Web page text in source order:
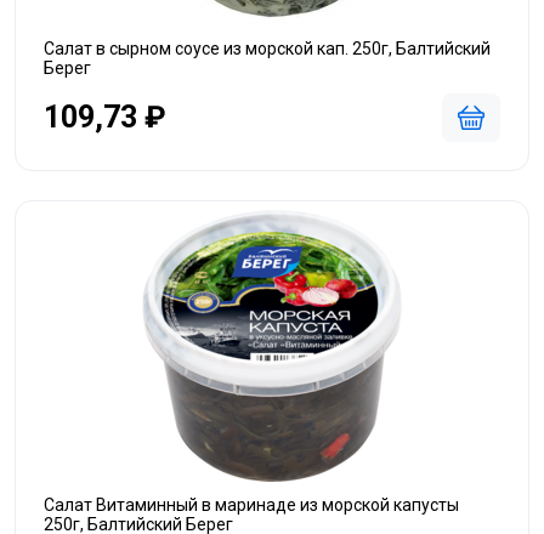
Салат в сырном соусе из морской кап. 250г, Балтийский
Берег
109,73 ₽
Салат Витаминный в маринаде из морской капусты
250г, Балтийский Берег